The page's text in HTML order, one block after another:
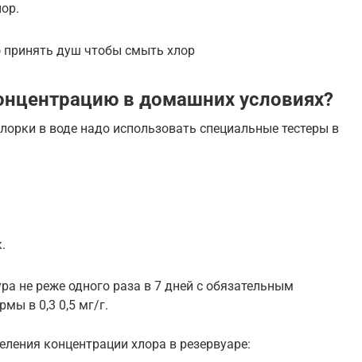
принять душ чтобы смыть хлор
в домашних условиях?
в воде надо использовать специальные тестеры в
не реже одного раза в 7 дней с обязательным
в 0,3 0,5 мг/г.
концентрации хлора в резервуаре: